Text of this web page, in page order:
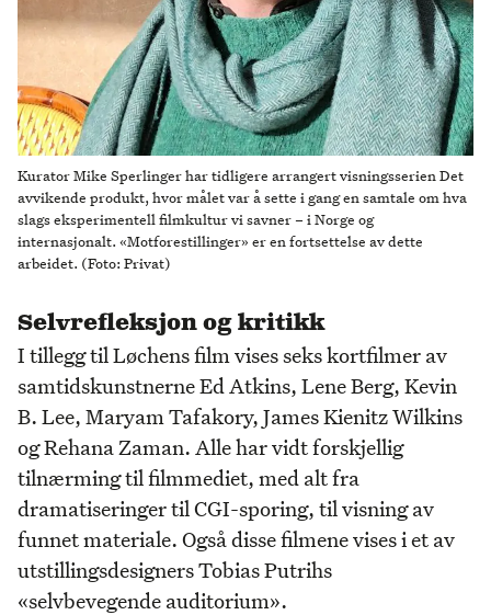
Kurator Mike Sperlinger har tidligere arrangert visningsserien Det
avvikende produkt, hvor målet var å sette i gang en samtale om hva
slags eksperimentell filmkultur vi savner – i Norge og
internasjonalt. «Motforestillinger» er en fortsettelse av dette
arbeidet. (Foto: Privat)
Selvrefleksjon og kritikk
I tillegg til Løchens film vises seks kortfilmer av
samtidskunstnerne Ed Atkins, Lene Berg, Kevin
B. Lee, Maryam Tafakory, James Kienitz Wilkins
og Rehana Zaman. Alle har vidt forskjellig
tilnærming til filmmediet, med alt fra
dramatiseringer til CGI-sporing, til visning av
funnet materiale. Også disse filmene vises i et av
utstillingsdesigners Tobias Putrihs
«selvbevegende auditorium».